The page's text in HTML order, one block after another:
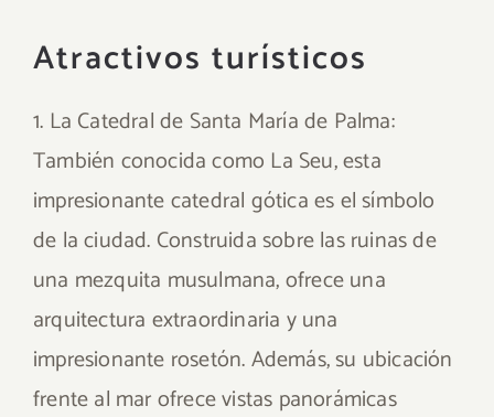
Atractivos turísticos
1. La Catedral de Santa María de Palma:
También conocida como La Seu, esta
impresionante catedral gótica es el símbolo
de la ciudad. Construida sobre las ruinas de
una mezquita musulmana, ofrece una
arquitectura extraordinaria y una
impresionante rosetón. Además, su ubicación
frente al mar ofrece vistas panorámicas